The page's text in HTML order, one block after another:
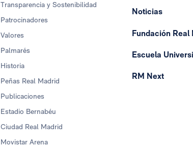
Transparencia y Sostenibilidad
Patrocinadores
Valores
Palmarés
Historia
Peñas Real Madrid
Publicaciones
Estadio Bernabéu
Ciudad Real Madrid
Movistar Arena
Noticias
Fundación Real
Escuela
RM Next